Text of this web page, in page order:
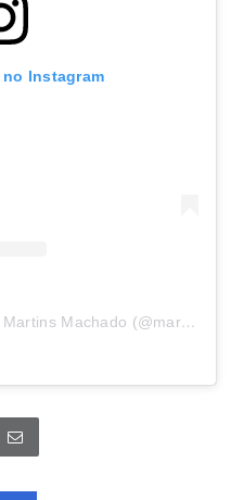
Instagram
Um post compartilhado por Martins Machado (@martinsmachadodf)